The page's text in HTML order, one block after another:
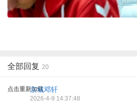
全部回复 20
点击重新加载京城邓轩
2026-4-9 14:37:48